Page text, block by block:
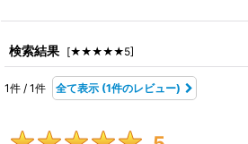
レビュー検索:
期間
検索結果 [★★★★★5]
1件 / 1件 全て表示 (1件のレビュー)